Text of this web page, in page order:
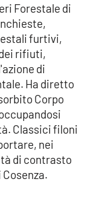
Forestale di
furtivi,
rifiuti,
di
Ha diretto
Corpo
Classici filoni
nei
di contrasto